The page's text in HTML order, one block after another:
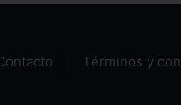
Términos y